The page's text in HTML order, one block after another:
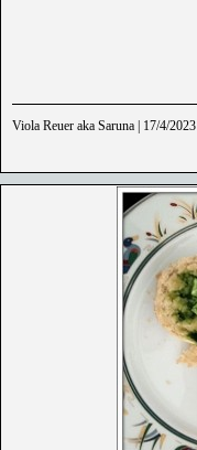
Viola Reuer aka Saruna
17/4/2023